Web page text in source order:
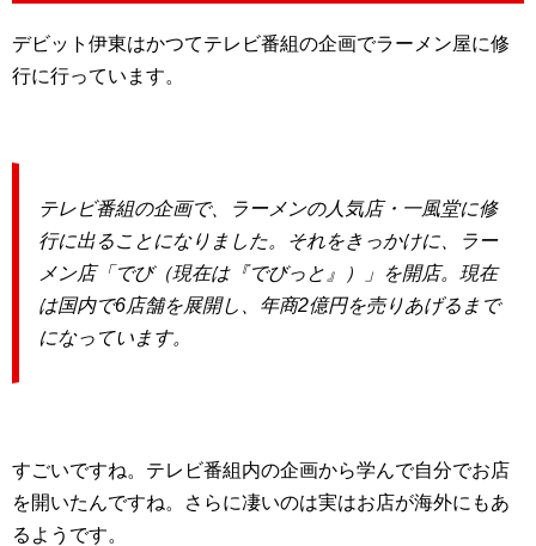
デビット伊東はかつてテレビ番組の企画でラーメン屋に修
行に行っています。
テレビ番組の企画で、ラーメンの人気店・一風堂に修
行に出ることになりました。それをきっかけに、ラー
メン店「でび（現在は『でびっと』）」を開店。現在
は国内で6店舗を展開し、年商2億円を売りあげるまで
になっています。
すごいですね。テレビ番組内の企画から学んで自分でお店
を開いたんですね。さらに凄いのは実はお店が海外にもあ
るようです。